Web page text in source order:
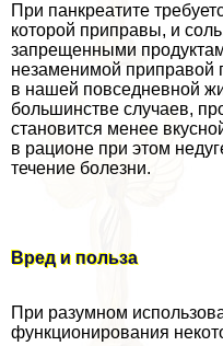
При панкреатите
которой приправы, и
запрещенными
незаменимой приправой
в нашей повседневной
большинстве случаев,
становится менее
в рационе при этом
течение болезни.
Вред и польза
При разумном
функционирования